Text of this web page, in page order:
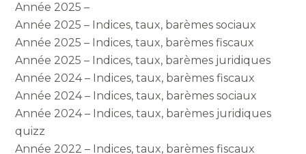
Année 2025 –
Année 2025 – Indices, taux, barèmes sociaux
Année 2025 – Indices, taux, barèmes fiscaux
Année 2025 – Indices, taux, barèmes juridiques
Année 2024 – Indices, taux, barèmes fiscaux
Année 2024 – Indices, taux, barèmes sociaux
Année 2024 – Indices, taux, barèmes juridiques
quizz
Année 2022 – Indices, taux, barèmes fiscaux